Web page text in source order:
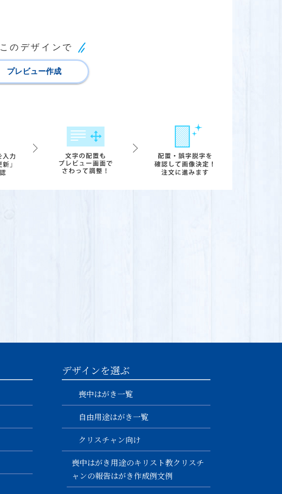
このデザインで
プレビュー作成
デザインを選ぶ
喪中はがき一覧
自由用途はがき一覧
クリスチャン向け
喪中はがき用途のキリスト教クリスチ
ャンの報告はがき作成例文例